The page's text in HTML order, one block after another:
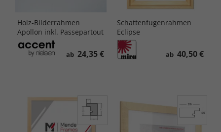
Holz-Bilderrahmen
Apollon inkl. Passepartout
ab 24,35 €
Schattenfugenrahmen
Eclipse
ab 40,50 €